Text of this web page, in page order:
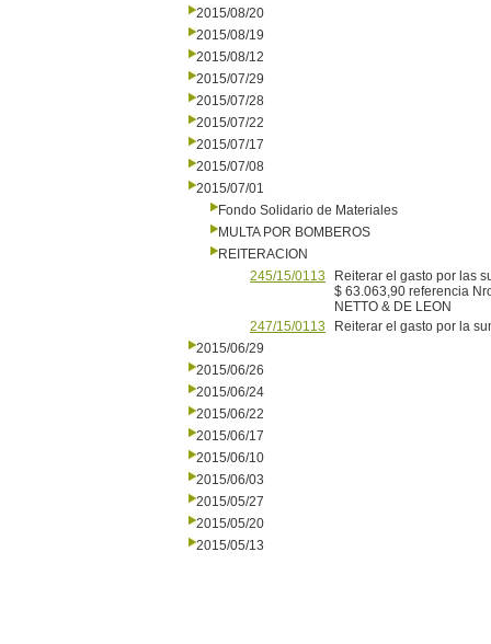
2015/08/20
2015/08/19
2015/08/12
2015/07/29
2015/07/28
2015/07/22
2015/07/17
2015/07/08
2015/07/01
Fondo Solidario de Materiales
MULTA POR BOMBEROS
REITERACION
245/15/0113
Reiterar el gasto por las
$ 63.063,90 referencia
NETTO & DE LEON
247/15/0113
Reiterar el gasto por la
2015/06/29
2015/06/26
2015/06/24
2015/06/22
2015/06/17
2015/06/10
2015/06/03
2015/05/27
2015/05/20
2015/05/13